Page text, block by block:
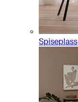
Spiseplass